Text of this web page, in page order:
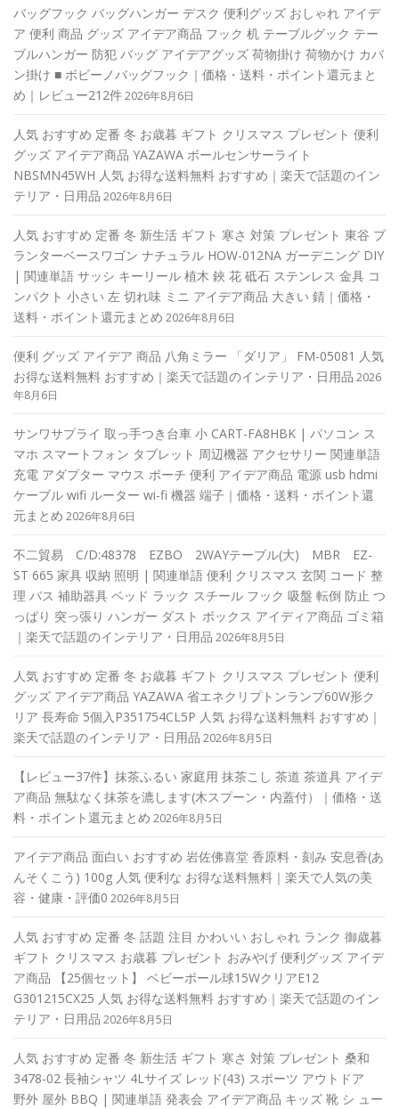
バッグフック バッグハンガー デスク 便利グッズ おしゃれ アイデ
ア 便利 商品 グッズ アイデア商品 フック 机 テーブルグック テー
ブルハンガー 防犯 バッグ アイデアグッズ 荷物掛け 荷物かけ カバ
ン掛け ■ ボビーノバッグフック｜価格・送料・ポイント還元まと
め｜レビュー212件2026年8月6日
人気 おすすめ 定番 冬 お歳暮 ギフト クリスマス プレゼント 便利
グッズ アイデア商品 YAZAWA ボールセンサーライト
NBSMN45WH 人気 お得な送料無料 おすすめ｜楽天で話題のイン
テリア・日用品 2026年8月6日
人気 おすすめ 定番 冬 新生活 ギフト 寒さ 対策 プレゼント 東谷 プ
ランターベースワゴン ナチュラル HOW-012NA ガーデニング DIY
| 関連単語 サッシ キーリール 植木 鋏 花 砥石 ステンレス 金具 コ
ンパクト 小さい 左 切れ味 ミニ アイデア商品 大きい 錆｜価格・
送料・ポイント還元まとめ 2026年8月6日
便利 グッズ アイデア 商品 八角ミラー 「ダリア」 FM-05081 人気
お得な送料無料 おすすめ｜楽天で話題のインテリア・日用品 2026
年8月6日
サンワサプライ 取っ手つき台車 小 CART-FA8HBK | パソコン ス
マホ スマートフォン タブレット 周辺機器 アクセサリー 関連単語
充電 アダプター マウス ポーチ 便利 アイデア商品 電源 usb hdmi
ケーブル wifi ルーター wi-fi 機器 端子｜価格・送料・ポイント還
元まとめ 2026年8月6日
不二貿易 C/D:48378 EZBO 2WAYテーブル(大) MBR EZ-
ST 665 家具 収納 照明 | 関連単語 便利 クリスマス 玄関 コード 整
理 バス 補助器具 ベッド ラック スチール フック 吸盤 転倒 防止 つ
っぱり 突っ張り ハンガー ダスト ボックス アイディア商品 ゴミ箱
｜楽天で話題のインテリア・日用品 2026年8月5日
人気 おすすめ 定番 冬 お歳暮 ギフト クリスマス プレゼント 便利
グッズ アイデア商品 YAZAWA 省エネクリプトンランプ60W形ク
リア 長寿命 5個入P351754CL5P 人気 お得な送料無料 おすすめ｜
楽天で話題のインテリア・日用品 2026年8月5日
【レビュー37件】抹茶ふるい 家庭用 抹茶こし 茶道 茶道具 アイデ
ア商品 無駄なく抹茶を漉します(木スプーン・内蓋付）｜価格・送
料・ポイント還元まとめ 2026年8月5日
アイデア商品 面白い おすすめ 岩佐佛喜堂 香原料・刻み 安息香(あ
んそくこう) 100g 人気 便利な お得な送料無料｜楽天で人気の美
容・健康・評価0 2026年8月5日
人気 おすすめ 定番 冬 話題 注目 かわいい おしゃれ ランク 御歳暮
ギフト クリスマス お歳暮 プレゼント おみやげ 便利グッズ アイデ
ア商品 【25個セット】 ベビーボール球15WクリアE12
G301215CX25 人気 お得な送料無料 おすすめ｜楽天で話題のイン
テリア・日用品 2026年8月5日
人気 おすすめ 定番 冬 新生活 ギフト 寒さ 対策 プレゼント 桑和
3478-02 長袖シャツ 4Lサイズ レッド(43) スポーツ アウトドア
野外 屋外 BBQ | 関連単語 発表会 アイデア商品 キッズ 靴 シ ュー